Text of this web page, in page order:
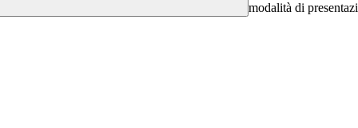
modalità di